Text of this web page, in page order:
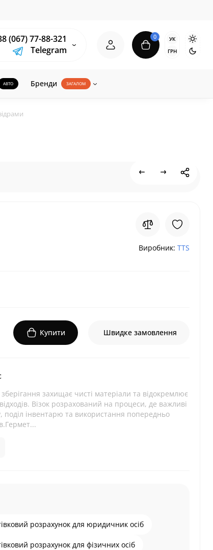
(067) 77-88-321
Telegram
0
УК
ГРН
АВТО Бренди ЗАГАЛОМ
Виробник: TTS
Купити Швидке замовлення
захищає чисті матеріали та відокремлює
Візок розрахований на процеси, де важливі
поділ інвентарю та використання попередньо
розрахунок для юридичник осіб
розрахунок для фізичних осіб